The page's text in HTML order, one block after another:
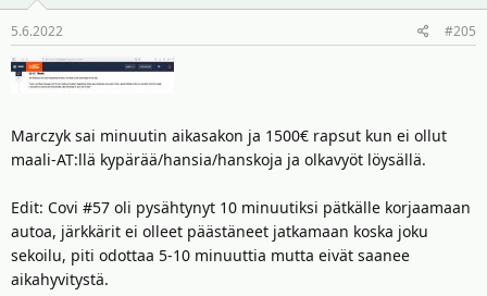
5.6.2022 #205
Marczyk sai minuutin aikasakon ja 1500€ rapsut kun ei ollut
maali-AT:llä kypärää/hansia/hanskoja ja olkavyöt löysällä.
Edit: Covi #57 oli pysähtynyt 10 minuutiksi pätkälle korjaamaan
autoa, järkkärit ei olleet päästäneet jatkamaan koska joku
sekoilu, piti odottaa 5-10 minuuttia mutta eivät saanee
aikahyvitystä.